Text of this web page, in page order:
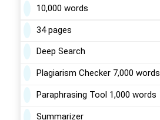
10,000 words
34 pages
Deep Search
Plagiarism Checker 7,000 words
Paraphrasing Tool 1,000 words
Summarizer